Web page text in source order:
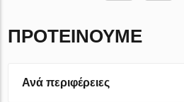
ΠΡΟΤΕΊΝΟΥΜΕ
Ανά περιφέρειες